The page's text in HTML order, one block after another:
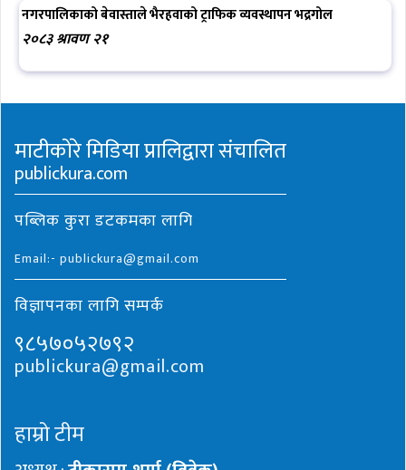
नगरपालिकाको बेवास्ताले भैरहवाको ट्राफिक व्यवस्थापन भद्रगोल
२०८३ श्रावण २१
माटीकोरे मिडिया प्रालिद्वारा संचालित
publickura.com
पब्लिक कुरा डटकमका लागि
Email:- publickura@gmail.com
विज्ञापनका लागि सम्पर्क
९८५७०५२७९२
publickura@gmail.com
हाम्रो टीम